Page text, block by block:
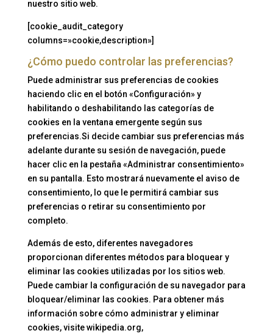
nuestro sitio web.
[cookie_audit_category
columns=»cookie,description»]
¿Cómo puedo controlar las preferencias?
Puede administrar sus preferencias de cookies
haciendo clic en el botón «Configuración» y
habilitando o deshabilitando las categorías de
cookies en la ventana emergente según sus
preferencias.Si decide cambiar sus preferencias más
adelante durante su sesión de navegación, puede
hacer clic en la pestaña «Administrar consentimiento»
en su pantalla. Esto mostrará nuevamente el aviso de
consentimiento, lo que le permitirá cambiar sus
preferencias o retirar su consentimiento por
completo.
Además de esto, diferentes navegadores
proporcionan diferentes métodos para bloquear y
eliminar las cookies utilizadas por los sitios web.
Puede cambiar la configuración de su navegador para
bloquear/eliminar las cookies. Para obtener más
información sobre cómo administrar y eliminar
cookies, visite wikipedia.org,